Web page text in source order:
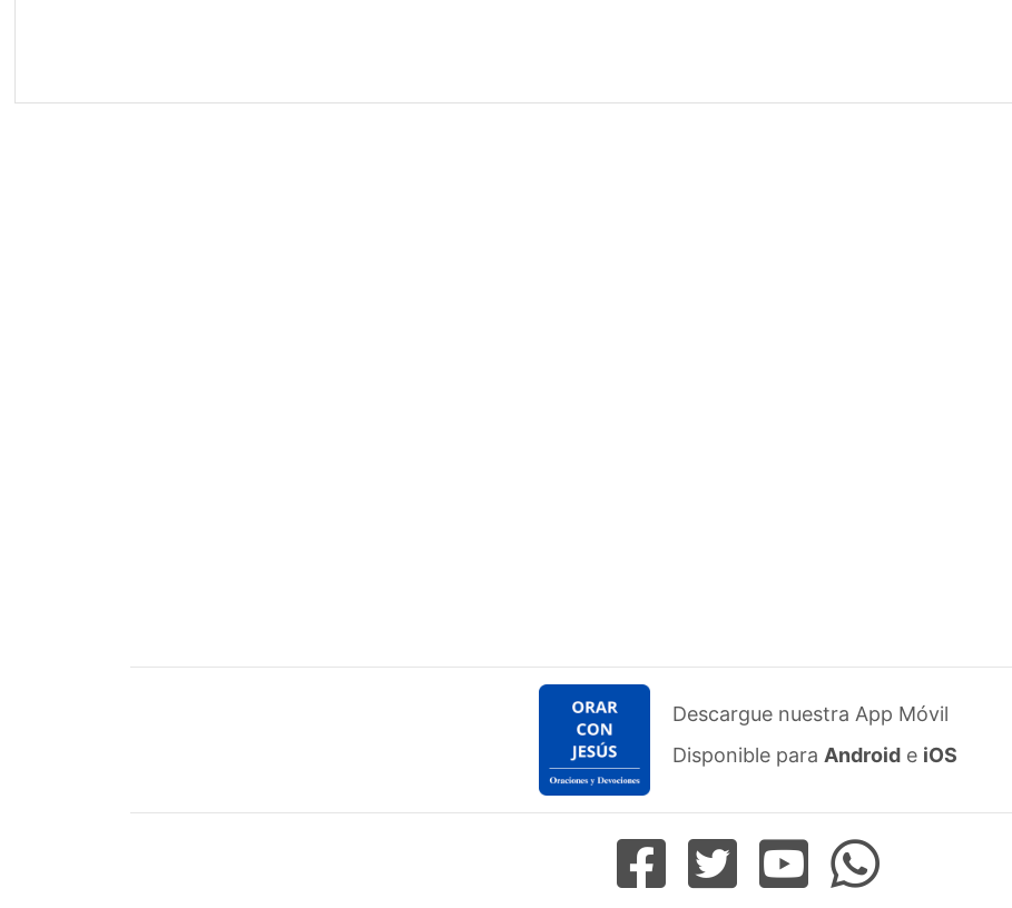
Descargue nuestra App Móvil
Disponible para Android e iOS